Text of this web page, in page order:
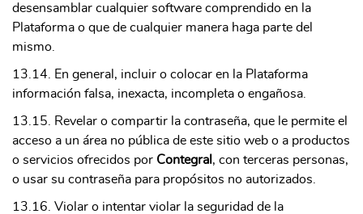
desensamblar cualquier software comprendido en la
Plataforma o que de cualquier manera haga parte del
mismo.
13.14. En general, incluir o colocar en la Plataforma
información falsa, inexacta, incompleta o engañosa.
13.15. Revelar o compartir la contraseña, que le permite el
acceso a un área no pública de este sitio web o a productos
o servicios ofrecidos por Contegral , con terceras personas,
o usar su contraseña para propósitos no autorizados.
13.16. Violar o intentar violar la seguridad de la